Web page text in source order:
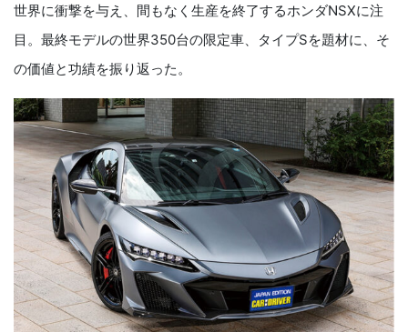
世界に衝撃を与え、間もなく生産を終了するホンダNSXに注
目。最終モデルの世界350台の限定車、タイプSを題材に、そ
の価値と功績を振り返った。